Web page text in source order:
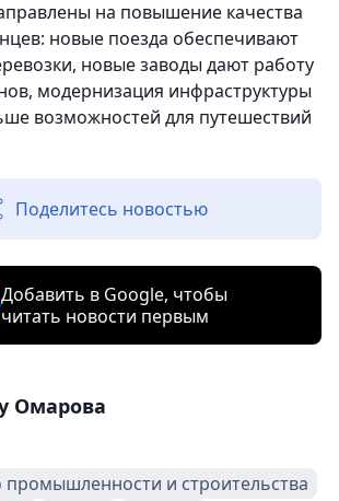
на повышение качества
новые поезда обеспечивают
новые заводы дают работу
модернизация инфраструктуры
возможностей для путешествий
Поделитесь новостью
Добавить в Google, чтобы
читать новости первым
Омарова
промышленности и строительства